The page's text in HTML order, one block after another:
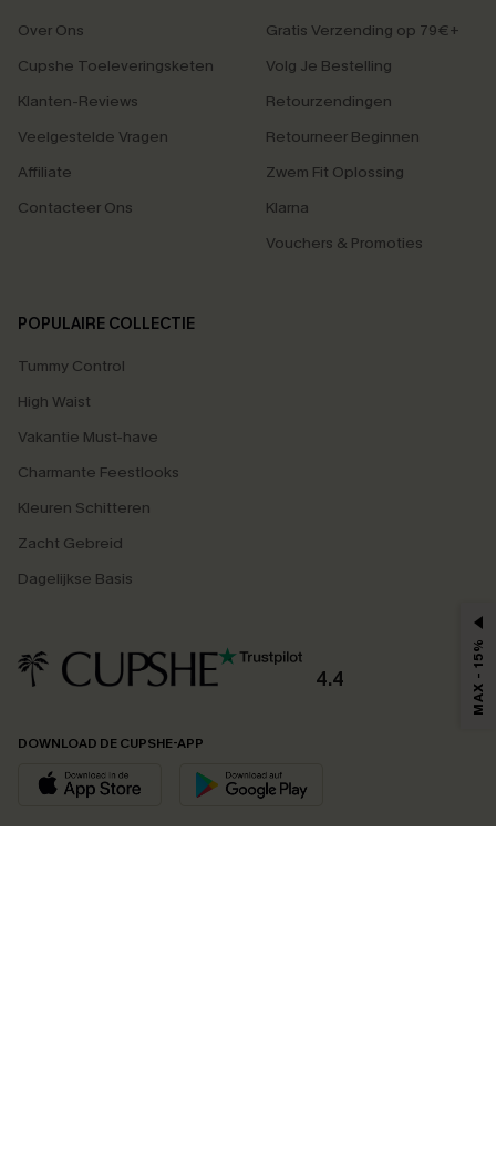
Over Ons
Cupshe Toeleveringsketen
Klanten-Reviews
Veelgestelde Vragen
Affiliate
Contacteer Ons
Gratis Verzending op 79€+
Volg Je Bestelling
Retourzendingen
Retourneer Beginnen
Zwem Fit Oplossing
Klarna
Vouchers & Promoties
POPULAIRE COLLECTIE
Tummy Control
High Waist
Vakantie Must-have
Charmante Feestlooks
Kleuren Schitteren
Zacht Gebreid
Dagelijkse Basis
4.4
DOWNLOAD DE CUPSHE-APP
MAX - 15%